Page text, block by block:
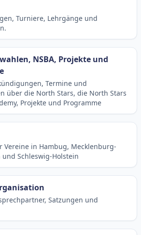
Turniere, Lehrgänge und
NSBA, Projekte und
Termine und
über die North Stars, die North Stars
Projekte und Programme
Vereine in Hambug, Mecklenburg-
Schleswig-Holstein
Satzungen und